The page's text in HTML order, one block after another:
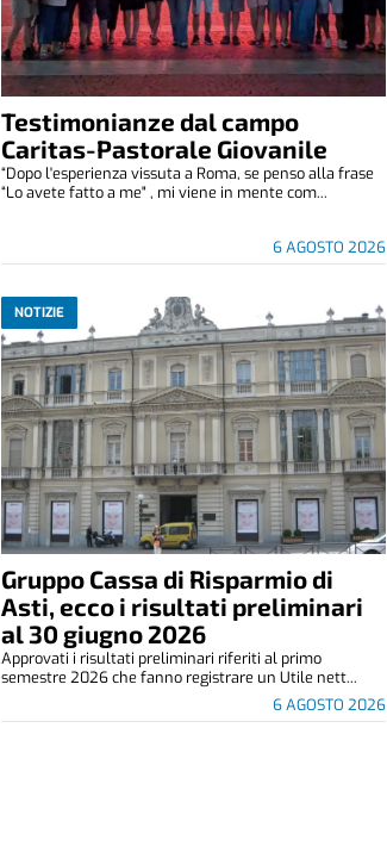
Testimonianze dal campo
Caritas-Pastorale Giovanile
6 AGOSTO 2026
“Dopo l'esperienza vissuta a Roma, se penso alla frase
“Lo avete fatto a me" , mi viene in mente com...
NOTIZIE
Gruppo Cassa di Risparmio di
Asti, ecco i risultati preliminari
al 30 giugno 2026
6 AGOSTO 2026
Approvati i risultati preliminari riferiti al primo
semestre 2026 che fanno registrare un Utile nett...